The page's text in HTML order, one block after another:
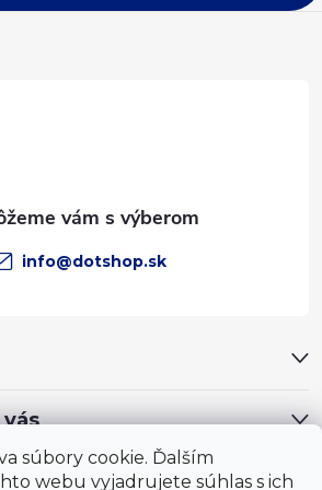
súbory cookie. Ďalším
webu vyjadrujete súhlas s ich
info@dotshop.sk